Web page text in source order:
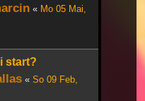
« Mo 05 Mai,
start?
« So 09 Feb,